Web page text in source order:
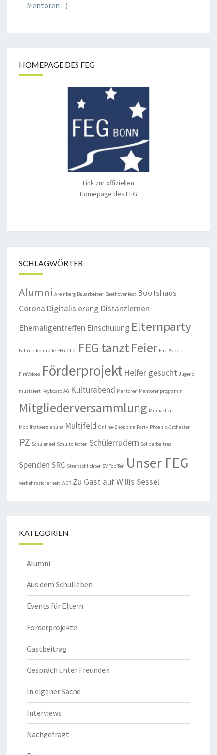
Mentoren :-)
HOMEPAGE DES FEG
Link zur offiziellen
Homepage des FEG
SCHLAGWÖRTER
Alumni Aremberg Bauarbeiten Beethovenfest Bootshaus
Corona Digitalisierung Distanzlernen
Ehemaligentreffen Einschulung Elternparty
Fahrradkontrolle FEG-Chor FEG tanztFeier Fire-Voices
FireVoices Förderprojekt Helfer gesucht Jugend
musiziert Keyboard AG Kulturabend Mentoren Mentorenprogramm
Mitgliederversammlung Mitmachen
Mobilitätserziehung Multifeld Online-Shopping Party Phoenix-Orchester
PZ Schulengel Schultoiletten Schülerrudern Solidarbeitrag
SpendenSRC Streitschlichter SV Top Ten Unser FEG
Verkehrssicherheit WDR Zu Gast auf Willis Sessel
KATEGORIEN
Alumni
Aus dem Schulleben
Events für Eltern
Förderprojekte
Gastbeitrag
Gespräch unter Freunden
In eigener Sache
Interviews
Nachgefragt